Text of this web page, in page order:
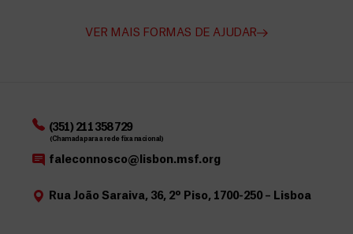
VER MAIS FORMAS DE AJUDAR
(351) 211 358 729
(Chamada para a rede fixa nacional)
faleconnosco@lisbon.msf.org
Rua João Saraiva, 36, 2º Piso, 1700-250 – Lisboa